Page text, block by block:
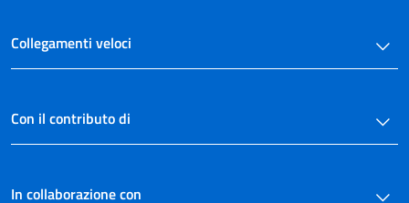
Collegamenti veloci
Con il contributo di
In collaborazione con